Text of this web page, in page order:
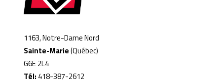
1163, Notre-Dame Nord
Sainte-Marie(Québec)
G6E 2L4
Tél: 418-387-2612